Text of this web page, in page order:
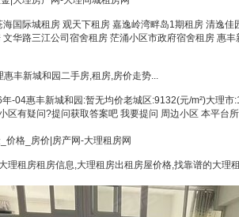
国际城租房 观天下租房 嘉逸岭湾畔岛1期租房 清逸
华路三江公司宿舍租房 茫涌小区市政府宿舍租房 惠丰
丰新城和园二手房,租房,房价走势...
-04惠丰新城和园:暂无均价老城区:9132(元/m²)大理
区有疑问?提问获取答案吧 我要提问 周边小区 本平台
价格_房价|房产网-大理租房网
理租房租房信息,大理租房出租房屋价格,找靠谱的大理